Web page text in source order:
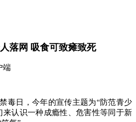
落网 吸食可致瘫致死
端
日，今年的宣传主题为“防范青少
来认识一种成瘾性、危害性等同于新